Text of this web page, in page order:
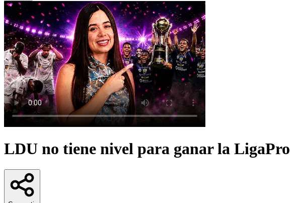
LDU no tiene nivel para ganar la LigaPro